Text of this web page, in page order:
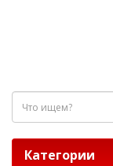
Категории